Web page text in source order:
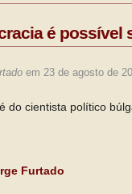
é possível
em 23 de agosto de
do cientista político
Furtado